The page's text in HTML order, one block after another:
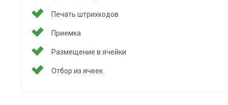
Печать штрихкодов
Приемка
Размещение в ячейки
Отбор из ячеек